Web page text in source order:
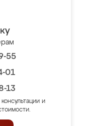
55
01
13
и